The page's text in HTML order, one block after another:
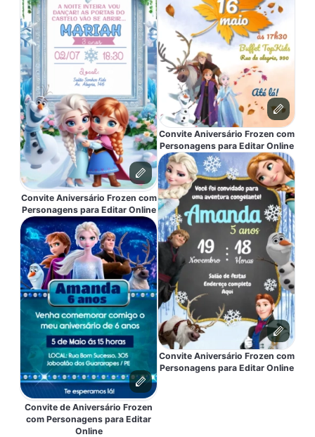
Convite Aniversário Frozen com
Personagens para Editar Online
Convite de Aniversário Frozen
com Personagens para Editar
Online
Convite Aniversário Frozen com
Personagens para Editar Online
Convite Aniversário Frozen com
Personagens para Editar Online